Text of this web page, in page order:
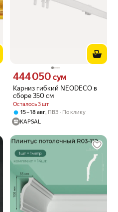
Карниз гибкий NEODECO в
сборе 350 см
Осталось 3 шт
Цена 444050 сум вместо
444 050 сум
15 – 18 авг, ПВЗ
По клику
KAPSAL